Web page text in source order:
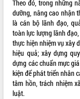
Theo đó, trong những
dưỡng, nâng cao nhận
là cán bộ lãnh đạo,
toàn lực lượng lãnh
thực hiện nhiệm vụ xây
hiệu quả; xây dựng
dựng các chuẩn mực
kiện để phát triển nhân
tâm hồn, trách nhiệm
luật.